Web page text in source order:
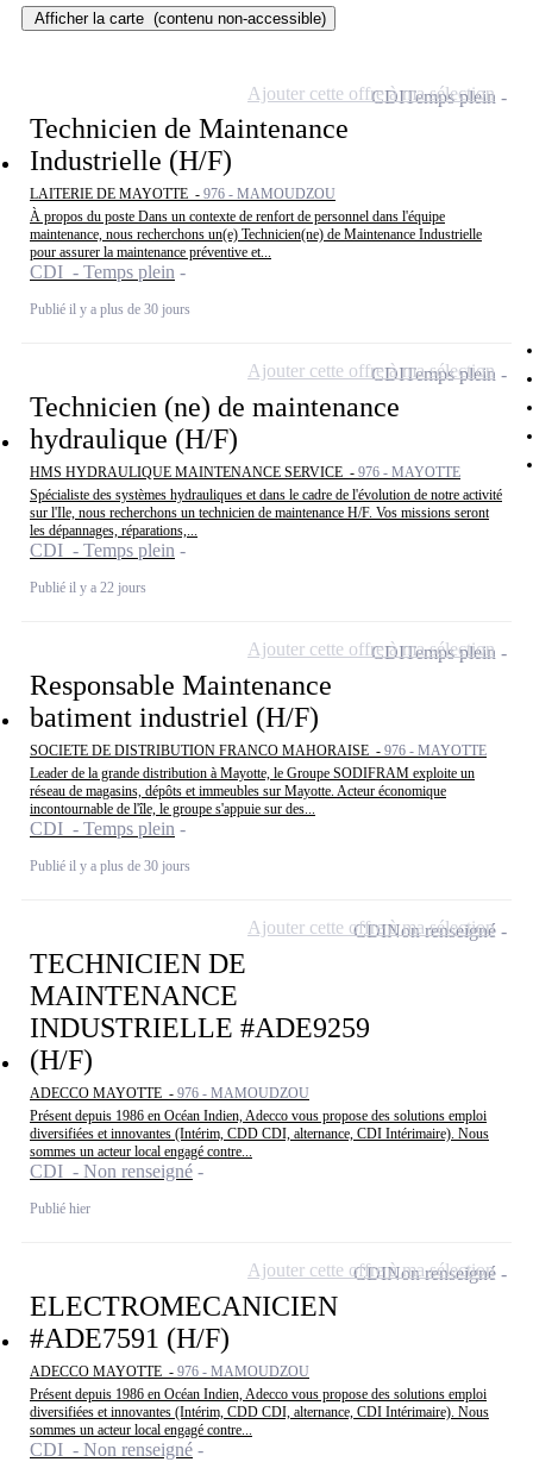
Afficher la carte (contenu non-accessible)
Technicien de Maintenance
Industrielle (H/F)
LAITERIE DE MAYOTTE - 976 - MAMOUDZOU
À propos du poste Dans un contexte de renfort de personnel dans l'équipe
maintenance, nous recherchons un(e) Technicien(ne) de Maintenance Industrielle
pour assurer la maintenance préventive et...
CDI - Temps plein
Publié il y a plus de 30 jours
CDITemps plein
Ajouter cette offre à ma sélection
Technicien (ne) de maintenance
hydraulique (H/F)
HMS HYDRAULIQUE MAINTENANCE SERVICE - 976 - MAYOTTE
Spécialiste des systèmes hydrauliques et dans le cadre de l'évolution de notre activité
sur l'Ile, nous recherchons un technicien de maintenance H/F. Vos missions seront
les dépannages, réparations,...
CDI - Temps plein
Publié il y a 22 jours
CDITemps plein
Ajouter cette offre à ma sélection
Responsable Maintenance
batiment industriel (H/F)
SOCIETE DE DISTRIBUTION FRANCO MAHORAISE - 976 - MAYOTTE
Leader de la grande distribution à Mayotte, le Groupe SODIFRAM exploite un
réseau de magasins, dépôts et immeubles sur Mayotte. Acteur économique
incontournable de l'île, le groupe s'appuie sur des...
CDI - Temps plein
Publié il y a plus de 30 jours
CDITemps plein
Ajouter cette offre à ma sélection
TECHNICIEN DE
MAINTENANCE
INDUSTRIELLE #ADE9259
(H/F)
ADECCO MAYOTTE - 976 - MAMOUDZOU
Présent depuis 1986 en Océan Indien, Adecco vous propose des solutions emploi
diversifiées et innovantes (Intérim, CDD CDI, alternance, CDI Intérimaire). Nous
sommes un acteur local engagé contre...
CDI - Non renseigné
Publié hier
CDINon renseigné
Ajouter cette offre à ma sélection
ELECTROMECANICIEN
#ADE7591 (H/F)
ADECCO MAYOTTE - 976 - MAMOUDZOU
Présent depuis 1986 en Océan Indien, Adecco vous propose des solutions emploi
diversifiées et innovantes (Intérim, CDD CDI, alternance, CDI Intérimaire). Nous
sommes un acteur local engagé contre...
CDI - Non renseigné
CDINon renseigné
Ajouter cette offre à ma sélection